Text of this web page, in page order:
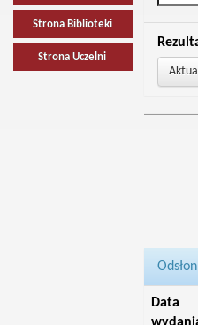
Strona Biblioteki
Strona Uczelni
Data